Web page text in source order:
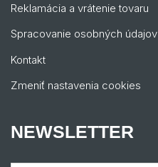
Reklamácia a vrátenie tovaru
Spracovanie osobných údajov
Kontakt
Zmeniť nastavenia cookies
NEWSLETTER